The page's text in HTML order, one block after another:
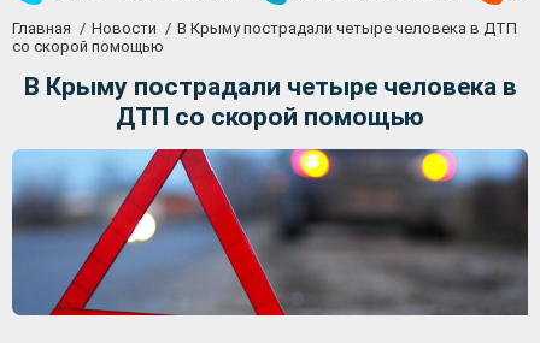
Главная Новости
В Крыму пострадали четыре человека в ДТП
со скорой помощью
В Крыму пострадали четыре человека в
ДТП со скорой помощью